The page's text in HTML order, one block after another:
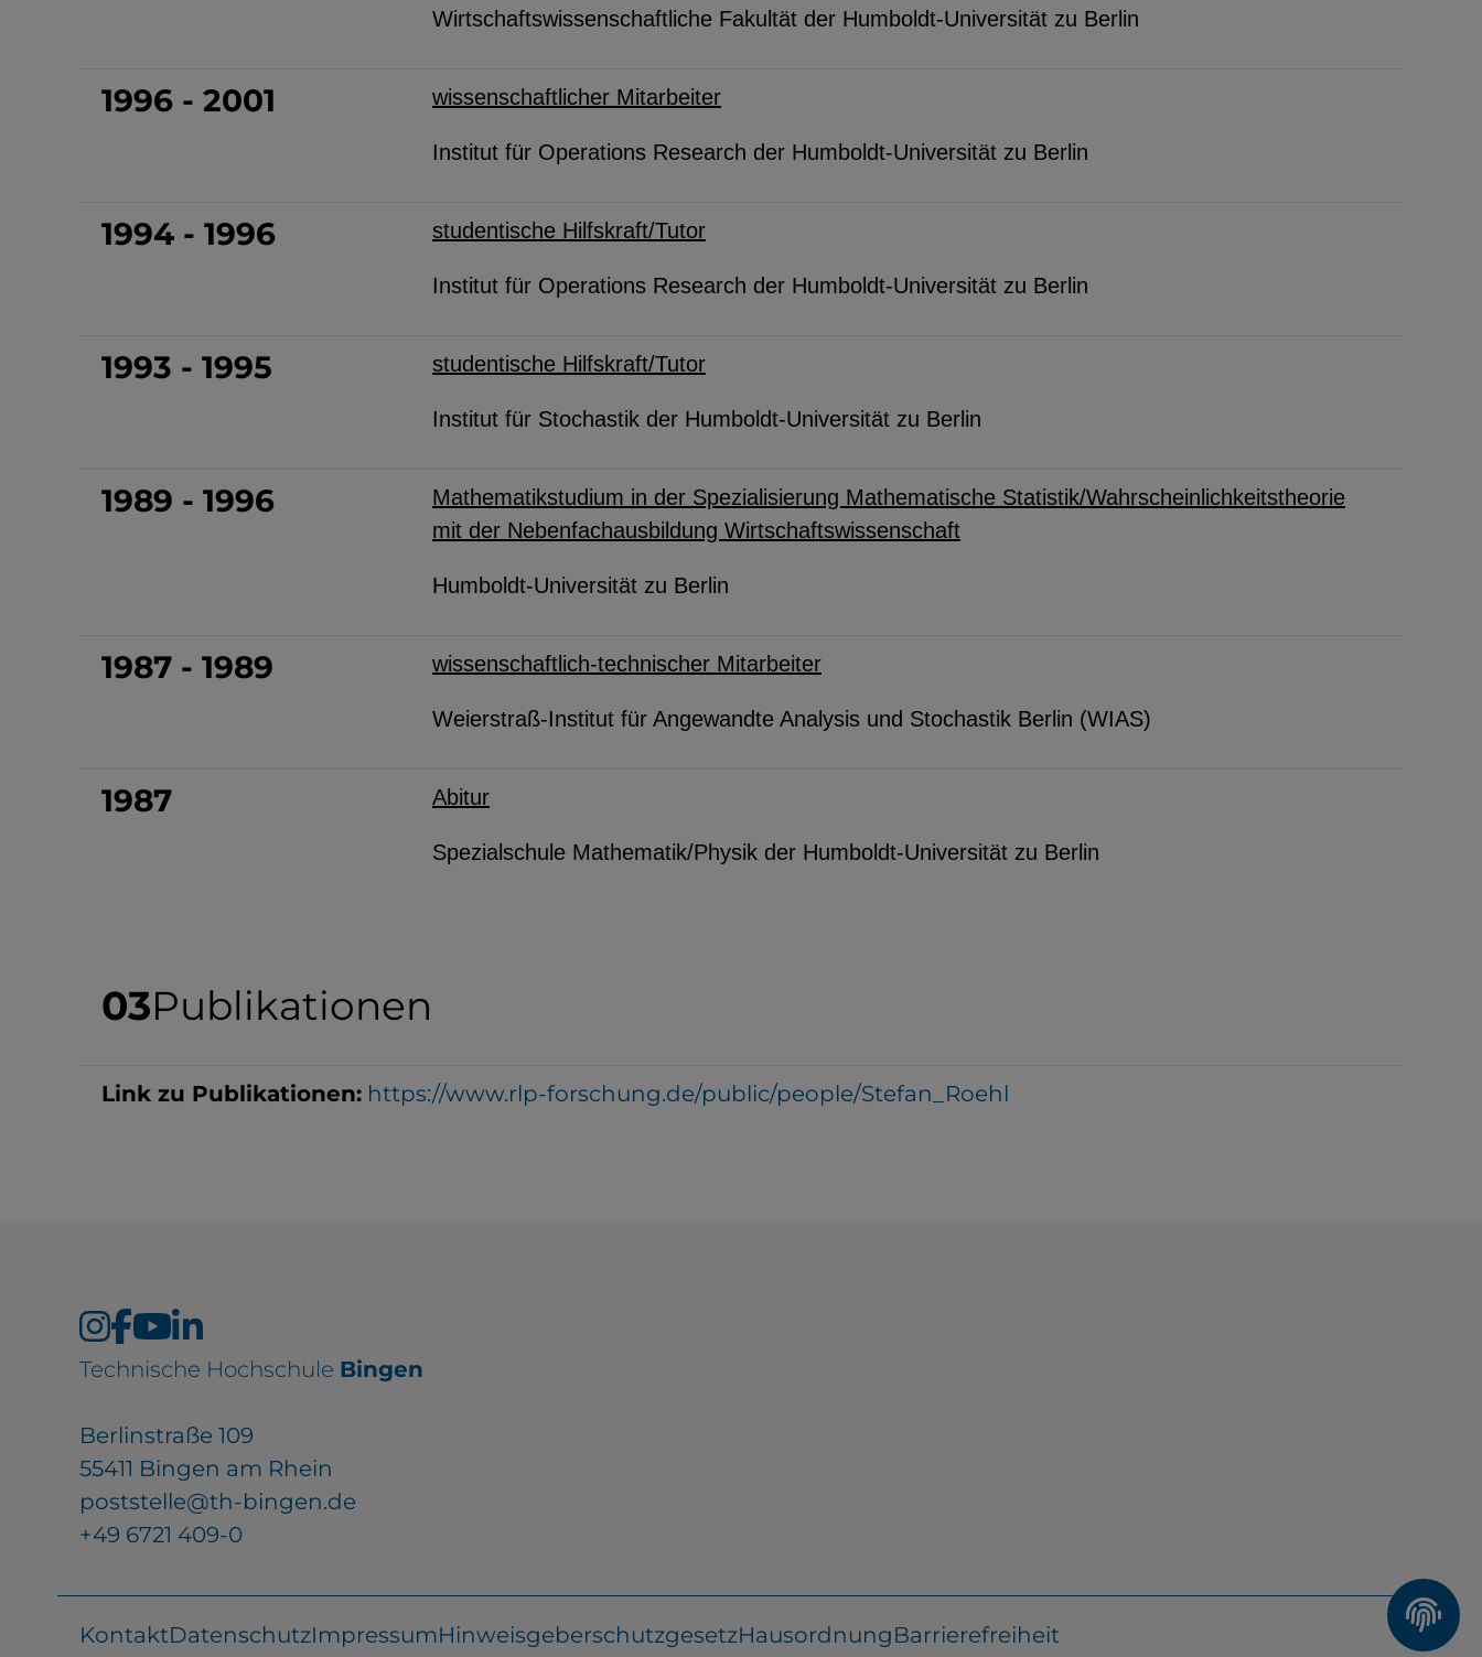
Wirtschaftswissenschaftliche Fakultät der Humboldt-Universität zu Berlin
1996 - 2001 wissenschaftlicher Mitarbeiter
Institut für Operations Research der Humboldt-Universität zu Berlin
1994 - 1996 studentische Hilfskraft/Tutor
Institut für Operations Research der Humboldt-Universität zu Berlin
1993 - 1995 studentische Hilfskraft/Tutor
Institut für Stochastik der Humboldt-Universität zu Berlin
1989 - 1996
Mathematikstudium in der Spezialisierung Mathematische Statistik/Wahrscheinlichkeitstheorie
mit der Nebenfachausbildung Wirtschaftswissenschaft
Humboldt-Universität zu Berlin
1987 - 1989 wissenschaftlich-technischer Mitarbeiter
Weierstraß-Institut für Angewandte Analysis und Stochastik Berlin (WIAS)
1987 Abitur
Spezialschule Mathematik/Physik der Humboldt-Universität zu Berlin
Publikationen
Link zu Publikationen: https://www.rlp-forschung.de/public/people/Stefan_Roehl
Technische Hochschule Bingen
Berlinstraße 109
55411 Bingen am Rhein
poststelle@th-bingen.de
+49 6721 409-0
KontaktDatenschutzImpressumHinweisgeberschutzgesetzHausordnungBarrierefreiheit